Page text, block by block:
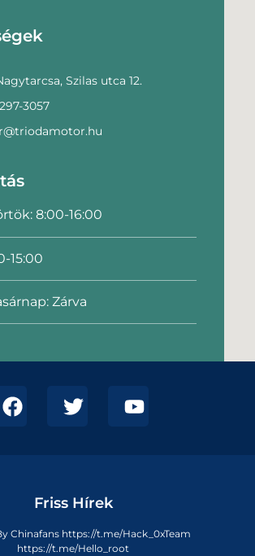
Szilas utca 12.
3057
8:00-16:00
15:00
Zárva
Friss Hírek
Chinafans https://t.me/Hack_0xTeam
https://t.me/Hello_root